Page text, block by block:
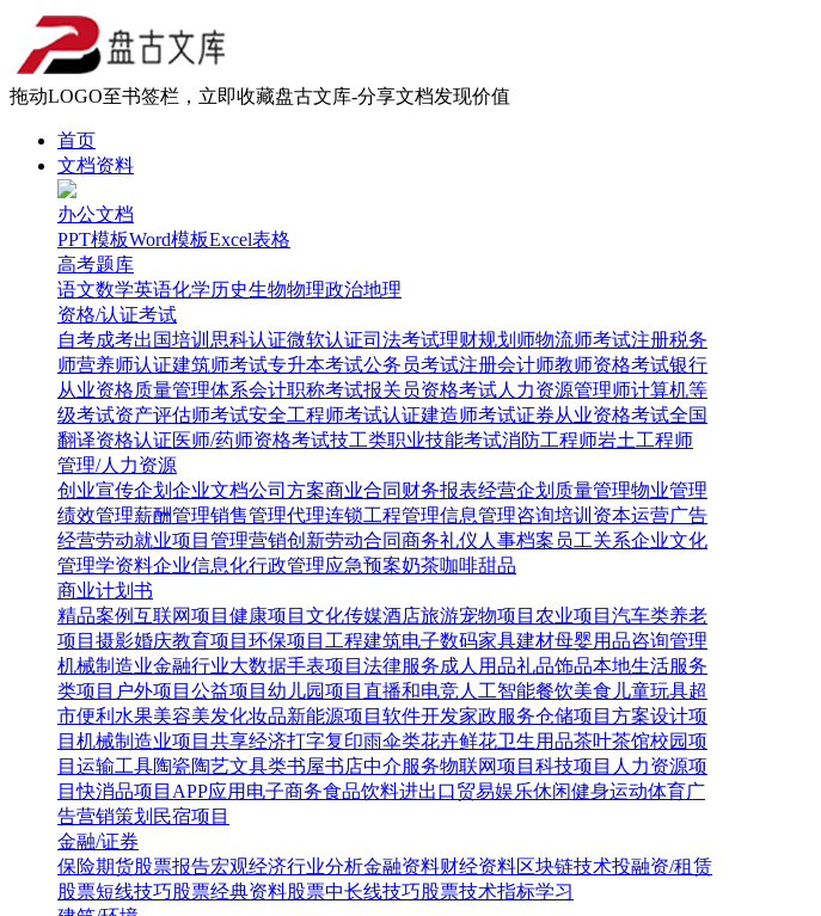
拖动LOGO至书签栏，立即收藏盘古文库-分享文档发现价值
首页
文档资料
办公文档
PPT模板Word模板Excel表格
高考题库
语文数学英语化学历史生物物理政治地理
资格/认证考试
自考成考出国培训 思科认证微软认证司法考试理财规划师物流师考试注册税务
师营养师认证建筑师考试专升本考试公务员考试注册会计师教师资格考试银行
从业资格质量管理体系会计职称考试报关员资格考试人力资源管理师计算机等
级考试资产评估师考试安全工程师考试认证建造师考试证券从业资格考试全国
翻译资格认证医师/药师资格考试技工类职业技能考试消防工程师岩土工程师
管理/人力资源
创业宣传企划 企业文档公司方案商业合同 财务报表经营企划 质量管理物业管理
绩效管理薪酬管理销售管理代理连锁工程管理信息管理咨询培训 资本运营广告
经营劳动就业项目管理营销创新劳动合同商务礼仪 人事档案 员工关系企业文化
管理学资料企业信息化行政管理应急预案奶茶咖啡甜品
商业计划书
精品案例互联网项目 健康项目 文化传媒酒店旅游宠物项目 农业项目 汽车类养老
项目 摄影婚庆教育项目 环保项目 工程建筑电子数码家具建材母婴用品咨询管理
机械制造业金融行业大数据手表项目 法律服务成人用品礼品饰品本地生活服务
类项目 户外项目 公益项目 幼儿园项目 直播和电竞人工智能餐饮美食 儿童玩具超
市便利水果美容美发化妆品新能源项目 软件开发家政服务仓储项目 方案设计项
目 机械制造业项目 共享经济打字复印雨伞类花卉鲜花卫生用品茶叶茶馆校园项
目 运输工具陶瓷陶艺文具类书屋书店中介服务物联网项目 科技项目 人力资源项
目快消品项目 APP应用 电子商务食品饮料进出口贸易娱乐休闲健身运动体育广
告营销策划 民宿项目
金融/证券
保险期货股票报告宏观经济行业分析金融资料财经资料区块链技术投融资/租赁
股票短线技巧股票经典资料股票中长线技巧股票技术指标学习